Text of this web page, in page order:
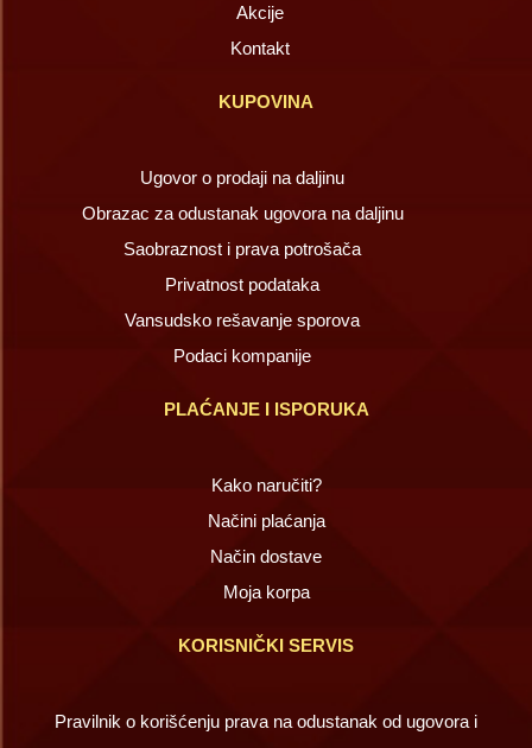
Akcije
Kontakt
KUPOVINA
Ugovor o prodaji na daljinu
Obrazac za odustanak ugovora na daljinu
Saobraznost i prava potrošača
Privatnost podataka
Vansudsko rešavanje sporova
Podaci kompanije
PLAĆANJE I ISPORUKA
Kako naručiti?
Načini plaćanja
Način dostave
Moja korpa
KORISNIČKI SERVIS
Pravilnik o korišćenju prava na odustanak od ugovora i